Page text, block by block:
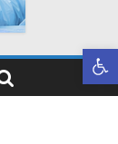
Otwórz pasek narzędzi